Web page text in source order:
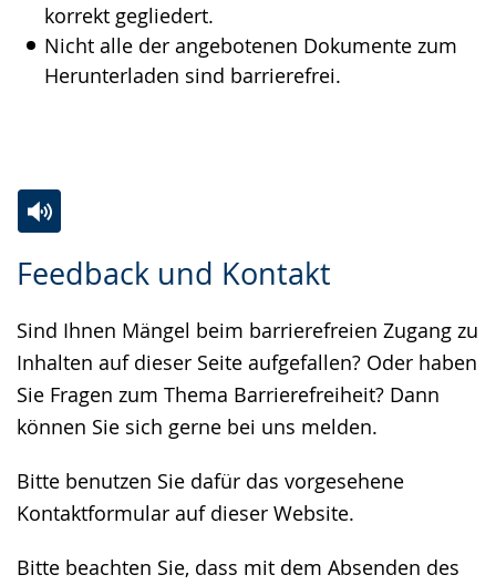
korrekt gegliedert.
Nicht alle der angebotenen Dokumente zum
Herunterladen sind barrierefrei.
Feedback und Kontakt
Sind Ihnen Mängel beim barrierefreien Zugang zu
Inhalten auf dieser Seite aufgefallen? Oder haben
Sie Fragen zum Thema Barrierefreiheit? Dann
können Sie sich gerne bei uns melden.
Bitte benutzen Sie dafür das vorgesehene
Kontaktformular auf dieser Website.
Bitte beachten Sie, dass mit dem Absenden des
Leichten
wechseln.
Audio-
Video
Deutscher
Gebärdensprache
wird
angezeigt.